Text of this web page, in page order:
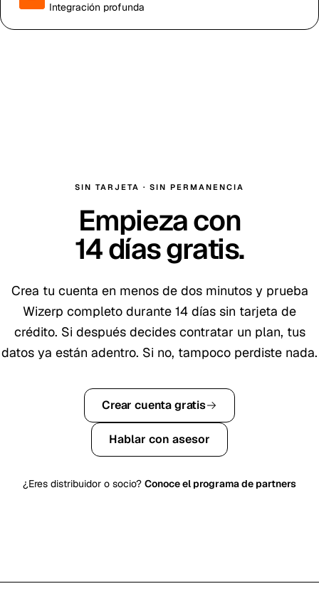
Integración profunda
SIN TARJETA · SIN PERMANENCIA
Empieza con
14días gratis.
Crea tu cuenta en menos de dos minutos y prueba
Wizerp completo durante 14 días sin tarjeta de
crédito. Si después decides contratar un plan, tus
datos ya están adentro. Si no, tampoco perdiste nada.
Crear cuenta gratis
Hablar con asesor
¿Eres distribuidor o socio? Conoce el programa de partners